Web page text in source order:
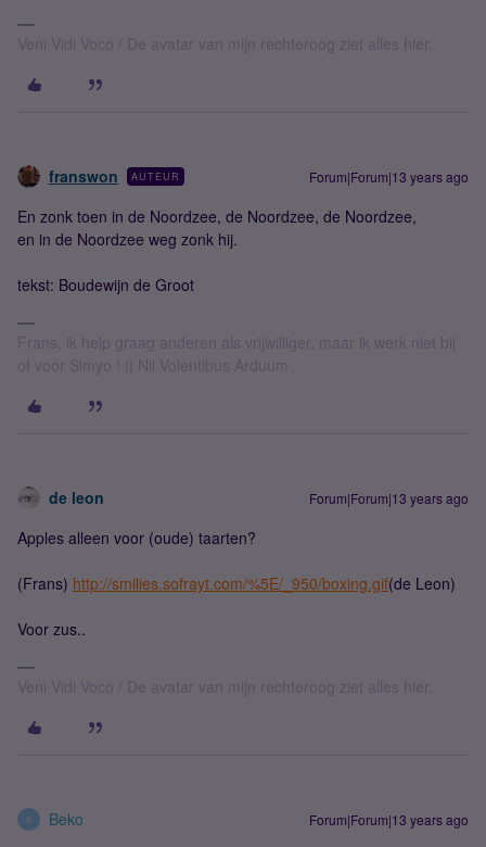
Veni Vidi Voco / De avatar van mijn rechteroog ziet alles hier.
franswon AUTEUR Forum|Forum|13 years ago
En zonk toen in de Noordzee, de Noordzee, de Noordzee,
en in de Noordzee weg zonk hij.
tekst: Boudewijn de Groot
Frans, ik help graag anderen als vrijwilliger, maar ik werk niet bij
of voor Simyo ! || Nil Volentibus Arduum
de leon Forum|Forum|13 years ago
Apples alleen voor (oude) taarten?
(Frans) http://smilies.sofrayt.com/%5E/_950/boxing.gif(de Leon)
Voor zus..
Veni Vidi Voco / De avatar van mijn rechteroog ziet alles hier.
B Beko Forum|Forum|13 years ago